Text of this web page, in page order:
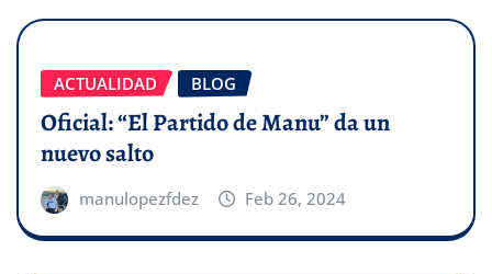
ACTUALIDAD BLOG
Oficial: “El Partido de Manu” da un
nuevo salto
manulopezfdez Feb 26, 2024